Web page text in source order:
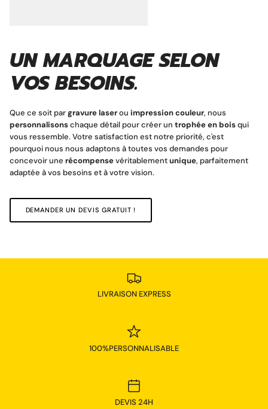
UN MARQUAGE SELON
VOS BESOINS.
Que ce soit pargravure laserou impression couleur, nous
personnalisonschaque détail pour créer un trophée en boisqui
vous ressemble. Votre satisfaction est notre priorité, c'est
pourquoi nous nous adaptons à toutes vos demandes pour
concevoir une récompensevéritablementunique, parfaitement
adaptée à vos besoins et à votre vision.
DEMANDER UN DEVIS GRATUIT !
LIVRAISON EXPRESS
100%PERSONNALISABLE
DEVIS 24H